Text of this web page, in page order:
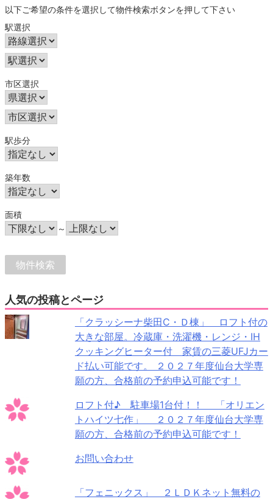
以下ご希望の条件を選択して物件検索ボタンを押して下さい
駅選択
市区選択
駅歩分
築年数
面積
～
人気の投稿とページ
「クラッシーナ柴田C・Ｄ棟」 ロフト付の
大きな部屋。冷蔵庫・洗濯機・レンジ・IH
クッキングヒーター付 家賃の三菱UFJカー
ド払い可能です。 ２０２７年度仙台大学専
願の方、合格前の予約申込可能です！
ロフト付♪ 駐車場1台付！！ 「オリエン
トハイツ七作」 ２０２７年度仙台大学専
願の方、合格前の予約申込可能です！
お問い合わせ
「フェニックス」 ２ＬＤＫネット無料の